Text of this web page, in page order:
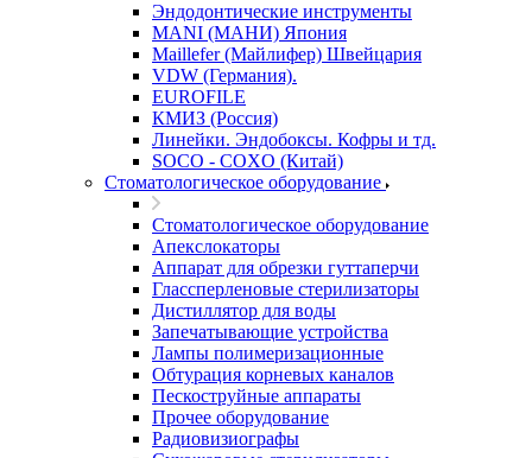
Эндодонтические инструменты
MANI (МАНИ) Япония
Maillefer (Майлифер) Швейцария
VDW (Германия).
EUROFILE
КМИЗ (Россия)
Линейки. Эндобоксы. Кофры и тд.
SOCO - COXO (Китай)
Стоматологическое оборудование
Стоматологическое оборудование
Апекслокаторы
Аппарат для обрезки гуттаперчи
Глассперленовые стерилизаторы
Дистиллятор для воды
Запечатывающие устройства
Лампы полимеризационные
Обтурация корневых каналов
Пескоструйные аппараты
Прочее оборудование
Радиовизиографы